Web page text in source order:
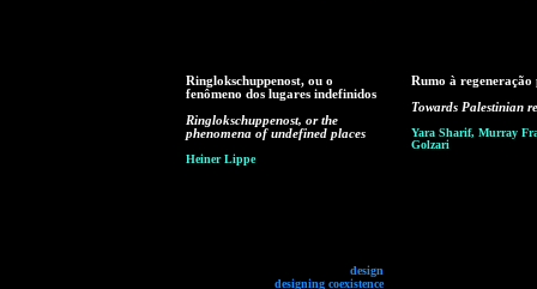
Ringlokschuppenost, ou o
fenômeno dos lugares indefinidos
Ringlokschuppenost, or the
phenomena of undefined places
Heiner Lippe
design
designing coexistence
Rumo à regeneração
Towards Palestinian
Yara Sharif, Murray
Golzari